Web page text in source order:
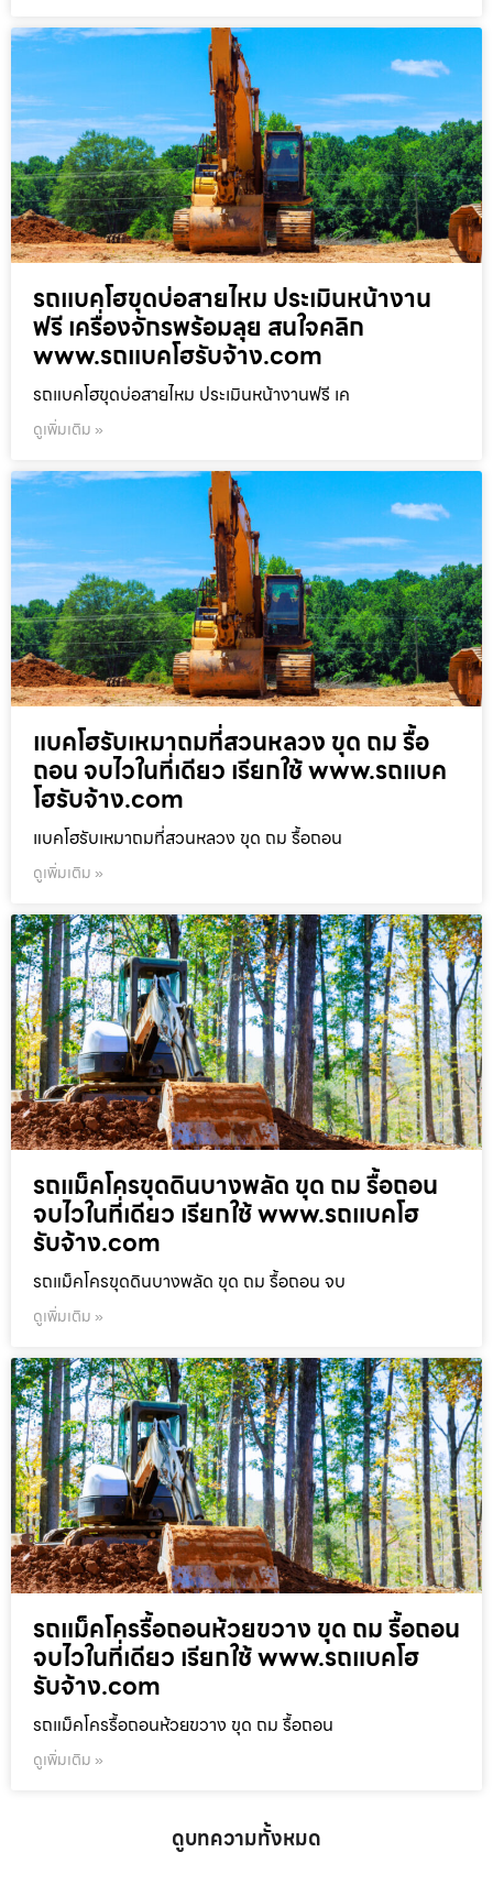
รถแบคโฮขุดบ่อสายไหม ประเมินหน้างาน
ฟรี เครื่องจักรพร้อมลุย สนใจคลิก
www.รถแบคโฮรับจ้าง.com
รถแบคโฮขุดบ่อสายไหม ประเมินหน้างานฟรี เค
ดูเพิ่มเติม »
แบคโฮรับเหมาถมที่สวนหลวง ขุด ถม รื้อ
ถอน จบไวในที่เดียว เรียกใช้ www.รถแบค
โฮรับจ้าง.com
แบคโฮรับเหมาถมที่สวนหลวง ขุด ถม รื้อถอน
ดูเพิ่มเติม »
รถแม็คโครขุดดินบางพลัด ขุด ถม รื้อถอน
จบไวในที่เดียว เรียกใช้ www.รถแบคโฮ
รับจ้าง.com
รถแม็คโครขุดดินบางพลัด ขุด ถม รื้อถอน จบ
ดูเพิ่มเติม »
รถแม็คโครรื้อถอนห้วยขวาง ขุด ถม รื้อถอน
จบไวในที่เดียว เรียกใช้ www.รถแบคโฮ
รับจ้าง.com
รถแม็คโครรื้อถอนห้วยขวาง ขุด ถม รื้อถอน
ดูเพิ่มเติม »
ดูบทความทั้งหมด